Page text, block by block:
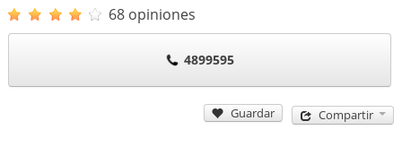
68 opiniones
4899595
Guardar Compartir